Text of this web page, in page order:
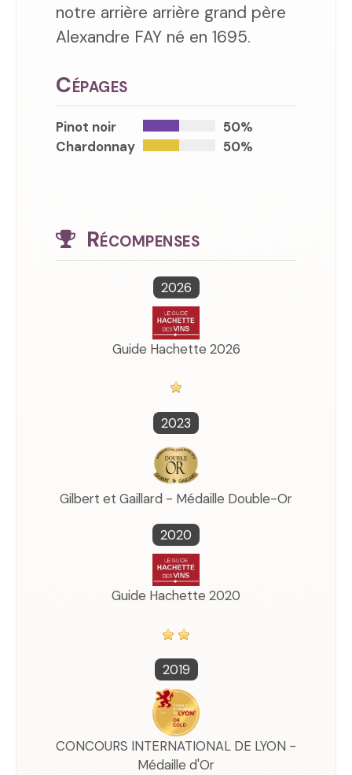
notre arrière arrière grand père
Alexandre FAY né en 1695.
Cépages
Pinot noir
50%
Chardonnay
50%
Récompenses
2026
Guide Hachette 2026
2023
Gilbert et Gaillard - Médaille Double-Or
2020
Guide Hachette 2020
2019
CONCOURS INTERNATIONAL DE LYON -
Médaille d'Or